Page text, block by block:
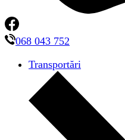
068 043 752
Transportări